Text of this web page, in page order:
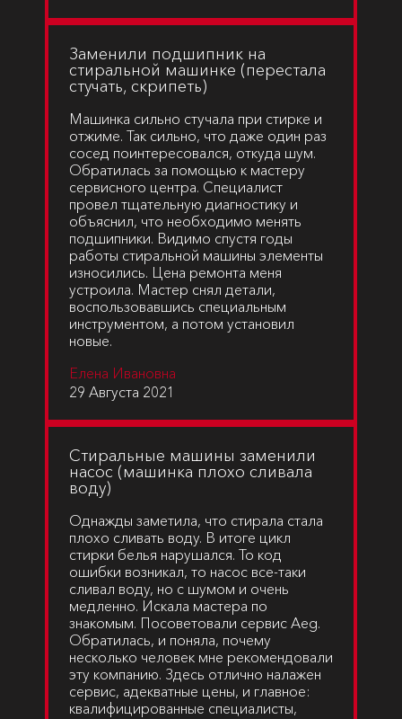
Заменили подшипник на
стиральной машинке (перестала
стучать, скрипеть)
Машинка сильно стучала при стирке и
отжиме. Так сильно, что даже один раз
сосед поинтересовался, откуда шум.
Обратилась за помощью к мастеру
сервисного центра. Специалист
провел тщательную диагностику и
объяснил, что необходимо менять
подшипники. Видимо спустя годы
работы стиральной машины элементы
износились. Цена ремонта меня
устроила. Мастер снял детали,
воспользовавшись специальным
инструментом, а потом установил
новые.
Елена Ивановна
29 Августа 2021
Cтиральные машины заменили
насос (машинка плохо сливала
воду)
Однажды заметила, что стирала стала
плохо сливать воду. В итоге цикл
стирки белья нарушался. То код
ошибки возникал, то насос все-таки
сливал воду, но с шумом и очень
медленно. Искала мастера по
знакомым. Посоветовали сервис Aeg.
Обратилась, и поняла, почему
несколько человек мне рекомендовали
эту компанию. Здесь отлично налажен
сервис, адекватные цены, и главное:
квалифицированные специалисты,